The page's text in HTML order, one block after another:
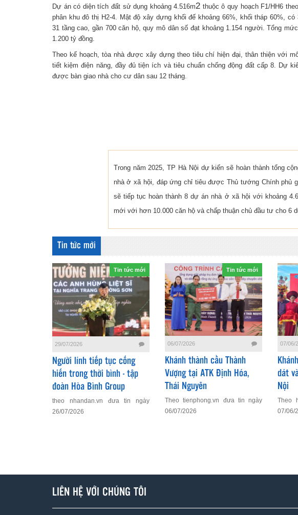
Dự án có diện tích đất sử dụng khoảng 4.516m2 thuộc ô quy hoạch F1/HH6
phân khu đô thị H2-4. Mật độ xây dựng khối đế khoảng 66%, khối tháp 60%, có
31 tầng cao, gần 700 căn hộ, quy mô dân số đạt khoảng 1.154 người. Tổng
1.200 tỷ đồng.
Theo kế hoạch, tòa nhà được xây dựng theo tiêu chí hiện đại, thân thiện với
tiết kiệm điện năng, đầy đủ tiện ích và tiêu chuẩn chống động đất cấp 8. Dự
được bàn giao nhà cho cư dân sau 12 tháng.
Trong năm 2025, TP Hà Nội dự kiến sẽ hoàn thành tổng
nhà ở xã hội, đáp ứng chỉ tiêu được Thủ tướng Chính phủ
sẽ tiếp tục hoàn thành 8 dự án nhà ở xã hội với khoảng
mới với hơn 10.000 căn hộ và chấp thuận chủ đầu tư cho 6
Tin tức mới
Tin tức mới
29/07/2026
Người lính tiếp tục cống
hiến trong thời bình - tập
đoàn Hòa Bình Group
theo nhandan.vn đưa tin ngày
26/07/2026
Tin tức mới
06/07/2026
Khánh thành cầu Thành
Vượng tại ATK Định Hóa,
Thái Nguyên
Theo tienphong.vn đưa tin ngày
06/07/2026
07/06/
dát
Nội
Theo
07/06/
LIÊN HỆ VỚI CHÚNG TÔI